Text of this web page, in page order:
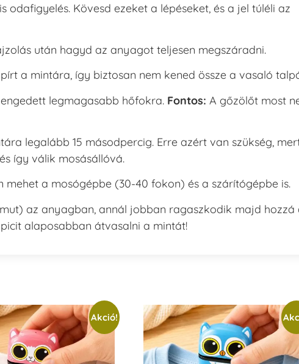
Kövesd ezeket a lépéseket, és a jel túléli az
után hagyd az anyagot teljesen megszáradni.
a mintára, így biztosan nem kened össze a vasaló
legmagasabb hőfokra. Fontos: A gőzölőt most
legalább 15 másodpercig. Erre azért van szükség,
így válik mosásállóvá.
mehet a mosógépbe (30-40 fokon) és a szárítógépbe is.
az anyagban, annál jobban ragaszkodik majd hozzá
alaposabban átvasalni a mintát!
Akció!